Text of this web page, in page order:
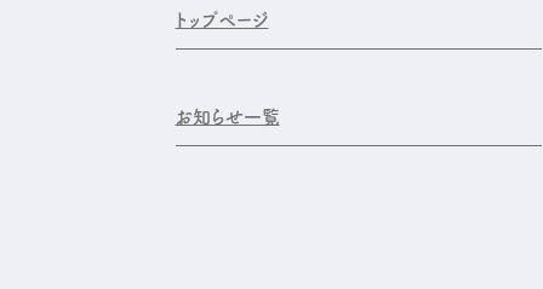
トップページ
お知らせ一覧